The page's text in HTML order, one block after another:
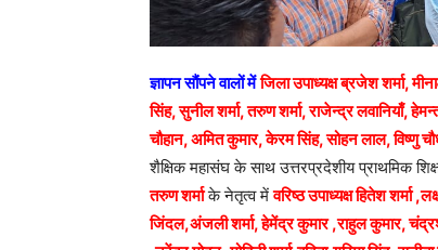
ज्ञापन सौंपने वालों में जिला उपाध्यक्ष ब्रजेश शर्मा,
सिंह, सुनील शर्मा, तरुण शर्मा, राजेन्द्र लवानियाँ,
चौहान, अमित कुमार, केरम सिंह, सोहन लाल, विष्णु
शैक्षिक महासंघ के साथ उत्तरप्रदेशीय प्राथमिक
तरुण शर्माके नेतृत्व मेंवरिष्ठ उपाध्यक्ष हितेश
जिंदल,अंजली शर्मा, हेमेंद्र कुमार ,राहुल कुमार,